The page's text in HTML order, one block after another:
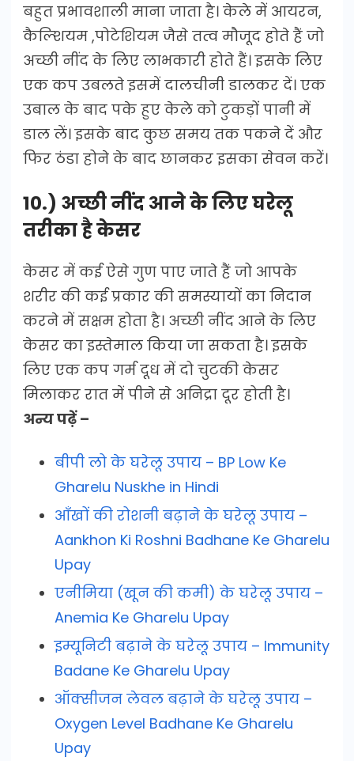
बहुत प्रभावशाली माना जाता है। केले में आयरन,
कैल्शियम ,पोटेशियम जैसे तत्व मौजूद होते हैं जो
अच्छी नींद के लिए लाभकारी होते हैं। इसके लिए
एक कप उबलते इसमें दालचीनी डालकर दें। एक
उबाल के बाद पके हुए केले को टुकड़ों पानी में
डाल लें। इसके बाद कुछ समय तक पकने दें और
फिर ठंडा होने के बाद छानकर इसका सेवन करें।
10.) अच्छी नींद आने के लिए घरेलू
तरीका है केसर
केसर में कई ऐसे गुण पाए जाते हैं जो आपके
शरीर की कई प्रकार की समस्यायों का निदान
करने में सक्षम होता है। अच्छी नींद आने के लिए
केसर का इस्तेमाल किया जा सकता है। इसके
लिए एक कप गर्म दूध में दो चुटकी केसर
मिलाकर रात में पीने से अनिद्रा दूर होती है।
अन्य पढ़ें –
बीपी लो के घरेलू उपाय – BP Low Ke
Gharelu Nuskhe in Hindi
आँखों की रोशनी बढ़ाने के घरेलू उपाय –
Aankhon Ki Roshni Badhane Ke Gharelu
Upay
एनीमिया (खून की कमी) के घरेलू उपाय –
Anemia Ke Gharelu Upay
इम्यूनिटी बढ़ाने के घरेलू उपाय – Immunity
Badane Ke Gharelu Upay
ऑक्सीजन लेवल बढ़ाने के घरेलू उपाय –
Oxygen Level Badhane Ke Gharelu
Upay